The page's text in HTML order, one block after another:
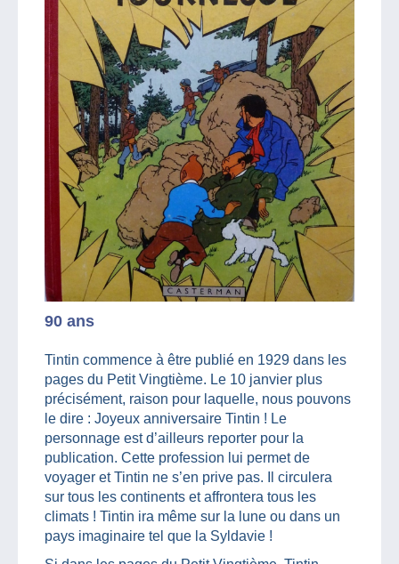
90 ans
Tintin commence à être publié en 1929 dans les
pages du Petit Vingtième. Le 10 janvier plus
précisément, raison pour laquelle, nous pouvons
le dire : Joyeux anniversaire Tintin ! Le
personnage est d’ailleurs reporter pour la
publication. Cette profession lui permet de
voyager et Tintin ne s’en prive pas. Il circulera
sur tous les continents et affrontera tous les
climats ! Tintin ira même sur la lune ou dans un
pays imaginaire tel que la Syldavie !